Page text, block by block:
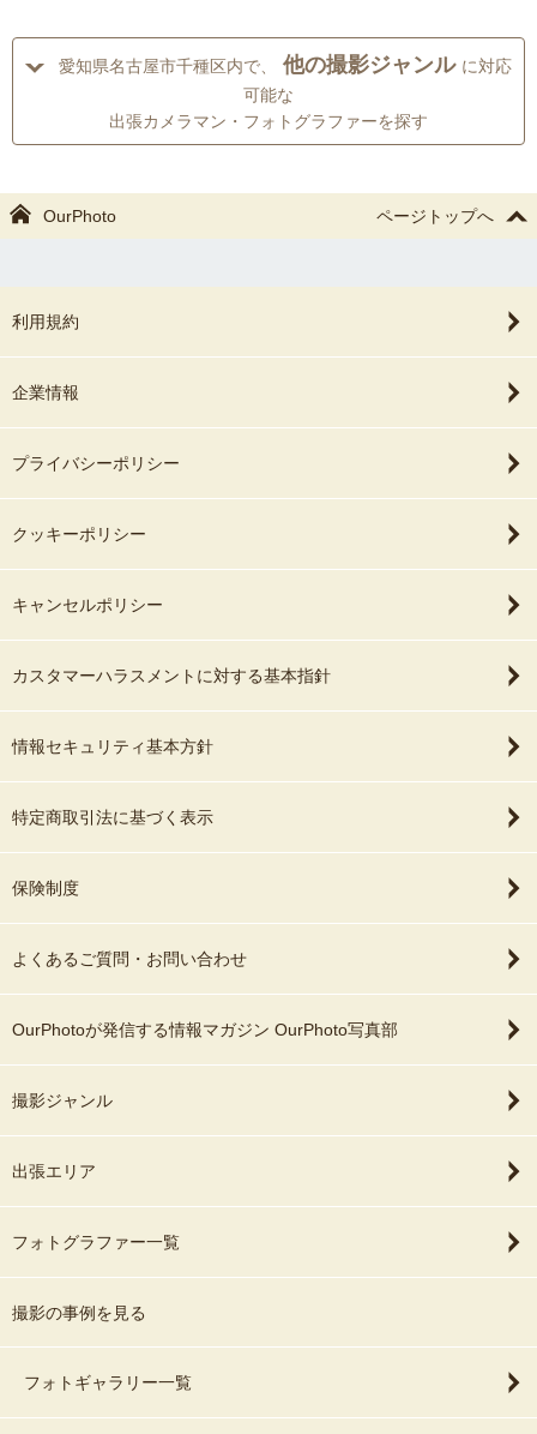
愛知県名古屋市千種区内で、 他の撮影ジャンル に対応
可能な
出張カメラマン・フォトグラファーを探す
OurPhoto ページトップへ
利用規約
企業情報
プライバシーポリシー
クッキーポリシー
キャンセルポリシー
カスタマーハラスメントに対する基本指針
情報セキュリティ基本方針
特定商取引法に基づく表示
保険制度
よくあるご質問・お問い合わせ
OurPhotoが発信する情報マガジン OurPhoto写真部
撮影ジャンル
出張エリア
フォトグラファー一覧
撮影の事例を見る
フォトギャラリー一覧